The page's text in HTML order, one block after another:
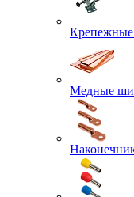
Крепежные
Медные